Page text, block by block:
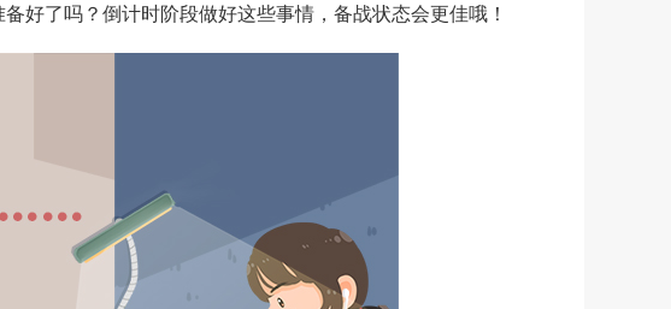
了吗？倒计时阶段做好这些事情，备战状态会更佳哦！